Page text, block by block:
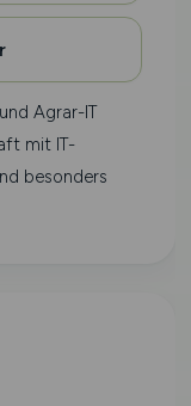
Agrar-IT
mit IT-
besonders